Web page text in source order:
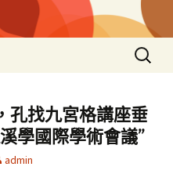
搜
尋
鍵
字:
孔找九宮格講座垂
學國際學術會議”
admin